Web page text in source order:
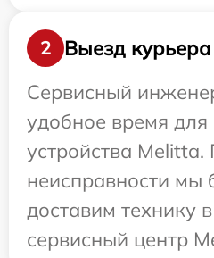
2
Выезд
Сервисный
удобное время для
устройства
неисправности мы
доставим технику
сервисный центр